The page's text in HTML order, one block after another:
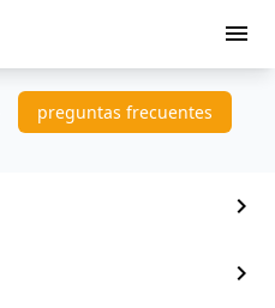
menu
preguntas frecuentes
chevron_right
chevron_right